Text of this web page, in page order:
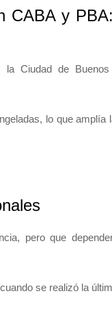
CABA y
Ciudad de
lo que
pero que
se realizó la